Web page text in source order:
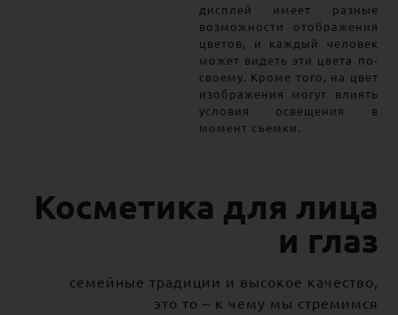
дисплей имеет разные
возможности отображения
цветов, и каждый человек
может видеть эти цвета по-
своему. Кроме того, на цвет
изображения могут влиять
условия освещения в
момент съемки.
Косметика для лица
и глаз
семейные традиции и высокое качество,
это то – к чему мы стремимся